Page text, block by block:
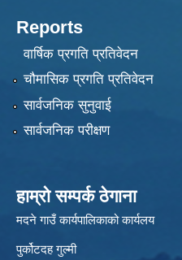
Reports
वार्षिक प्रगति प्रतिवेदन
चौमासिक प्रगति प्रतिवेदन
सार्वजनिक सुनुवाई
सार्वजनिक परीक्षण
हाम्रो सम्पर्क ठेगाना
मदने गाउँ कार्यपालिकाको कार्यलय
पुर्कोटदह गुल्मी